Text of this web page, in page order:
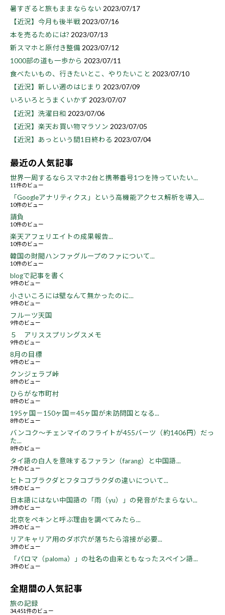
暑すぎると旅もままならない 2023/07/17
【近況】今月も後半戦 2023/07/16
本を売るためには? 2023/07/13
新スマホと原付き整備 2023/07/12
1000部の道も一歩から 2023/07/11
食べたいもの、行きたいとこ、やりたいこと 2023/07/10
【近況】新しい週のはじまり 2023/07/09
いろいろとうまくいかず 2023/07/07
【近況】洗濯日和 2023/07/06
【近況】楽天お買い物マラソン 2023/07/05
【近況】あっという間1日終わる 2023/07/04
最近の人気記事
世界一周するならスマホ2台と携帯番号1つを持っていたい...
11件のビュー
「Googleアナリティクス」という高機能アクセス解析を導入...
10件のビュー
請負
10件のビュー
楽天アフェリエイトの成果報告...
10件のビュー
韓国の財閥ハンファグループのファについて...
10件のビュー
blogで記事を書く
9件のビュー
小さいころには壁なんて無かったのに...
9件のビュー
フルーツ天国
9件のビュー
５ アリススプリングスメモ
9件のビュー
8月の目標
9件のビュー
クンジェラブ峠
8件のビュー
ひらがな市町村
8件のビュー
195ヶ国－150ヶ国＝45ヶ国が未訪問国となる...
8件のビュー
バンコク～チェンマイのフライトが455バーツ（約1406円）だっ
た...
8件のビュー
タイ語の白人を意味するファラン（farang）と中国語...
7件のビュー
ヒトコブラクダとフタコブラクダの違いについて...
5件のビュー
日本語にはない中国語の「雨（yu）」の発音がたまらない...
3件のビュー
北京をペキンと呼ぶ理由を調べてみたら...
3件のビュー
リアキャリア用のダボ穴が落ちたら溶接が必要...
3件のビュー
「パロマ（paloma）」の社名の由来ともなったスペイン語...
3件のビュー
全期間の人気記事
旅の記録
34,451件のビュー